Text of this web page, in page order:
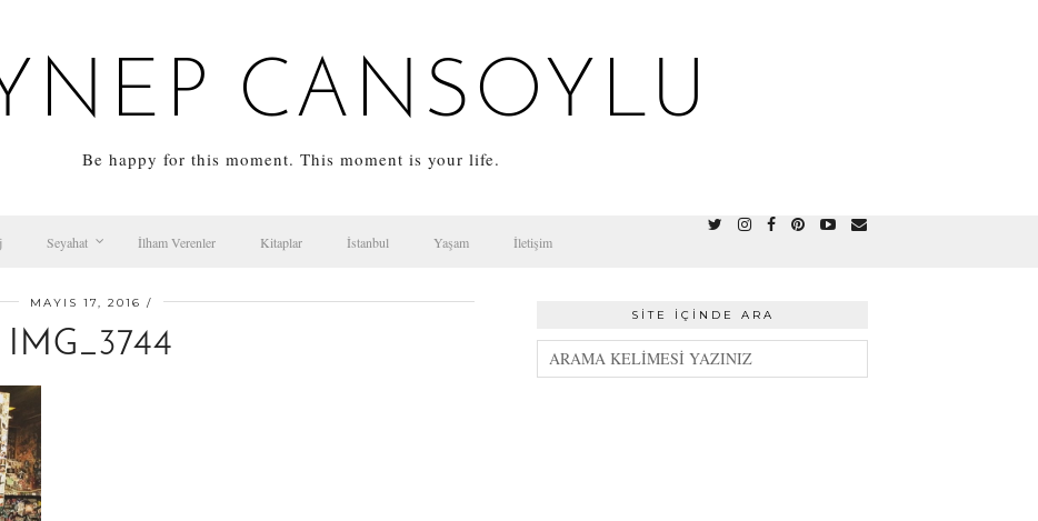
CANSOYLU
Be happy for this moment. This moment is your life.
Seyahat İlham Verenler Kitaplar İstanbul Yaşam İletişim
MAYIS 17, 2016
IMG_3744
SITE İÇINDE ARA